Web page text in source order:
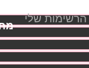
הרשימות שלי